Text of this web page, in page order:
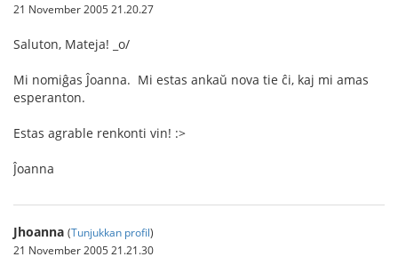
21 November 2005 21.20.27
Saluton, Mateja! _o/
Mi nomiĝas Ĵoanna. Mi estas ankaŭ nova tie ĉi, kaj mi amas
esperanton.
Estas agrable renkonti vin! :>
Ĵoanna
Jhoanna (Tunjukkan profil)
21 November 2005 21.21.30